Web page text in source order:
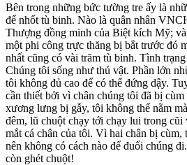
Bên trong những bức tường tre ấy là
để nhốt tù binh. Nào là quân nhân
Thượng đồng minh của Biệt kích Mỹ;
một phi công trực thăng bị bắt trước đó
nhất cũng có vài trăm tù binh. Tình
Chúng tôi sống như thú vật. Phần lớn
tôi không đủ cao để có thể đứng dậy.
cần thiết bởi vì chân chúng tôi đã bị
xương lưng bị gẫy, tôi không thể nằm
đêm, lũ chuột chạy tới chạy lui trong cũi
mắt cá chân của tôi. Vì hai chân bị cùm,
nên không có cách nào để đuổi chúng
còn ghét chuột!